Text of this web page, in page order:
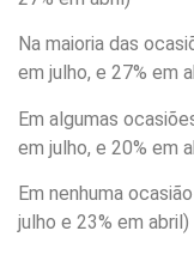
Na maioria das
em julho, e 27% em
Em algumas
em julho, e 20% em
Em nenhuma
julho e 23% em abril)